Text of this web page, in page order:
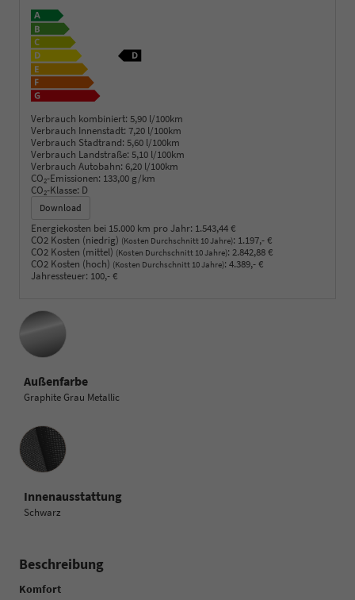
Verbrauch kombiniert: 5,90 l/100km
Verbrauch Innenstadt: 7,20 l/100km
Verbrauch Stadtrand: 5,60 l/100km
Verbrauch Landstraße: 5,10 l/100km
Verbrauch Autobahn: 6,20 l/100km
CO2-Emissionen: 133,00 g/km
CO2-Klasse: D
Download
Energiekosten bei 15.000 km pro Jahr: 1.543,44 €
CO2 Kosten (niedrig) (Kosten Durchschnitt 10 Jahre): 1.197,- €
CO2 Kosten (mittel) (Kosten Durchschnitt 10 Jahre): 2.842,88 €
CO2 Kosten (hoch) (Kosten Durchschnitt 10 Jahre): 4.389,- €
Jahressteuer: 100,- €
Außenfarbe
Graphite Grau Metallic
Innenausstattung
Innenausstattung
Schwarz
Beschreibung
Komfort